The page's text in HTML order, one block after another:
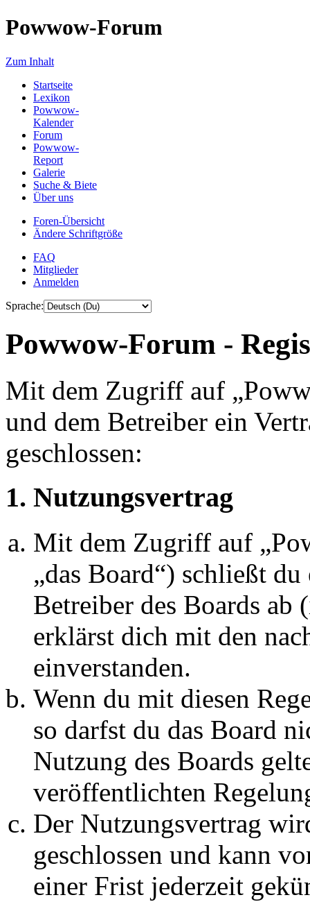
Powwow-Forum
Zum Inhalt
Startseite
Lexikon
Powwow-
Kalender
Forum
Powwow-
Report
Galerie
Suche & Biete
Über uns
Foren-Übersicht
Ändere Schriftgröße
FAQ
Mitglieder
Anmelden
Sprache:
Powwow-Forum -
Mit dem Zugriff auf
und dem Betreiber ein
geschlossen:
1. Nutzungsvertrag
Mit dem Zugriff auf
„das Board“) schließt
Betreiber des Boards ab
erklärst dich mit den
einverstanden.
Wenn du mit diesen
so darfst du das Board
Nutzung des Boards
veröffentlichten
Der Nutzungsvertrag
geschlossen und kann
einer Frist jederzeit